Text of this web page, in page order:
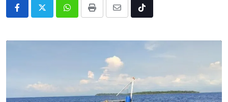
Whatsapp
Print
Share
Email
Tiktok